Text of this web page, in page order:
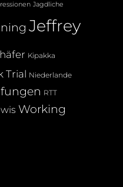
Jagdliche
Jeffrey
Kipakka
Trial Niederlande
RTT
Working